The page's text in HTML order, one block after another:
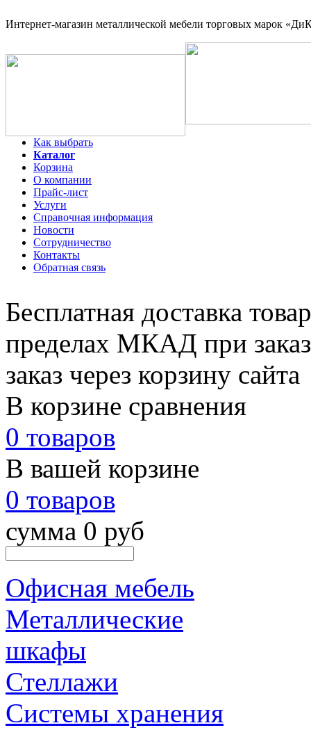
Интернет-магазин металлической мебели торговых марок
Как выбрать
Каталог
Корзина
О компании
Прайс-лист
Услуги
Справочная информация
Новости
Сотрудничество
Контакты
Обратная связь
Бесплатная доставка
пределах МКАД при
заказ через корзину сайта
В корзине сравнения
0 товаров
В вашей корзине
0 товаров
сумма 0 руб
Офисная мебель
Металлические
шкафы
Стеллажи
Системы хранения